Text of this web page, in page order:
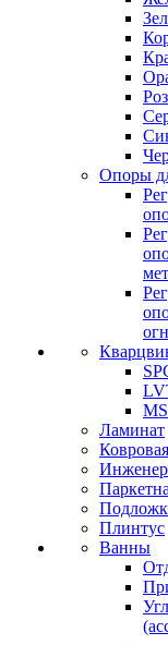
Опоры
Ламинат
Плинтус
Ванны